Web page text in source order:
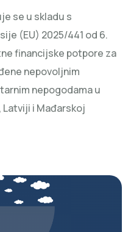
se u skladu s
(EU) 2025/441 od 6.
financijske potpore za
nepovoljnim
nepogodama u
i Mađarskoj